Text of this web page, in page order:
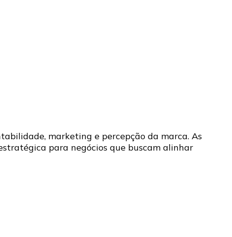
marketing e percepção da marca. As
para negócios que buscam alinhar